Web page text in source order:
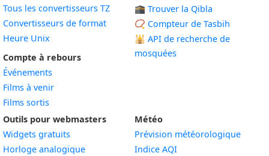
Tous les convertisseurs TZ
Convertisseurs de format
Heure Unix
Compte à rebours
Événements
Films à venir
Films sortis
🕋 Trouver la Qibla
📿 Compteur de Tasbih
🕌 API de recherche de
mosquées
Outils pour webmasters
Widgets gratuits
Horloge analogiqueWidget
Météo
Prévision météorologique
Indice AQI